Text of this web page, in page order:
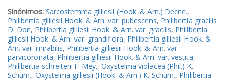
Sinónimos: Sarcostemma gilliesii (Hook. & Arn.) Decne.,
Philibertia gilliesii Hook. & Arn. var. pubescens, Philibertia gracilis
D. Don, Philibertia gilliesii Hook. & Arn. var. gracilis, Philibertia
gilliesii Hook. & Arn. var. grandiflora, Philibertia gilliesii Hook. &
Arn. var. mirabilis, Philibertia gilliesii Hook. & Arn. var.
parvicoronata, Philibertia gilliesii Hook. & Arn. var. vestita,
Philibertia schreiteri T. Mey., Oxystelma violacea (Phil.) K.
Schum., Oxystelma gilliesii (Hook. & Arn.) K. Schum., Philibertia